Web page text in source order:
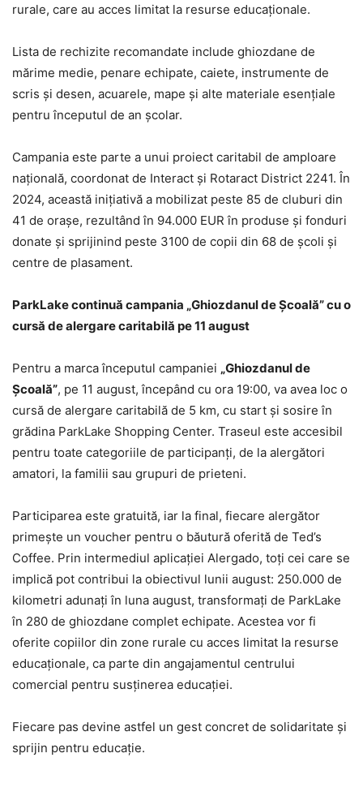
rurale, care au acces limitat la resurse educaționale.
Lista de rechizite recomandate include ghiozdane de
mărime medie, penare echipate, caiete, instrumente de
scris și desen, acuarele, mape și alte materiale esențiale
pentru începutul de an școlar.
Campania este parte a unui proiect caritabil de amploare
națională, coordonat de Interact și Rotaract District 2241. În
2024, această inițiativă a mobilizat peste 85 de cluburi din
41 de orașe, rezultând în 94.000 EUR în produse și fonduri
donate și sprijinind peste 3100 de copii din 68 de școli și
centre de plasament.
ParkLake continuă campania „Ghiozdanul de Școală” cu o
cursă de alergare caritabilă pe 11 august
Pentru a marca începutul campaniei „Ghiozdanul de
Școală”, pe 11 august, începând cu ora 19:00, va avea loc o
cursă de alergare caritabilă de 5 km, cu start și sosire în
grădina ParkLake Shopping Center. Traseul este accesibil
pentru toate categoriile de participanți, de la alergători
amatori, la familii sau grupuri de prieteni.
Participarea este gratuită, iar la final, fiecare alergător
primește un voucher pentru o băutură oferită de Ted’s
Coffee. Prin intermediul aplicației Alergado, toți cei care se
implică pot contribui la obiectivul lunii august: 250.000 de
kilometri adunați în luna august, transformați de ParkLake
în 280 de ghiozdane complet echipate. Acestea vor fi
oferite copiilor din zone rurale cu acces limitat la resurse
educaționale, ca parte din angajamentul centrului
comercial pentru susținerea educației.
Fiecare pas devine astfel un gest concret de solidaritate și
sprijin pentru educație.